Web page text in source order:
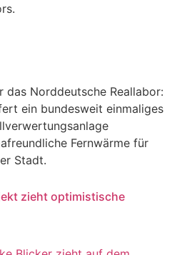
das Norddeutsche Reallabor:
ein bundesweit einmaliges
Fernwärme für
Stadt.
zieht optimistische